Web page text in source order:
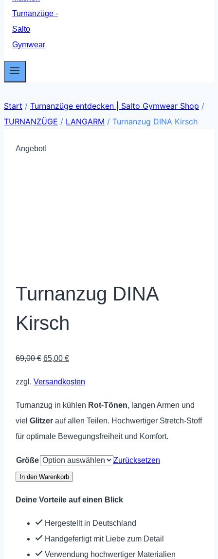
Start / Turnanzüge entdecken | Salto Gymwear Shop /
TURNANZÜGE / LANGARM / Turnanzug DINA Kirsch
Angebot!
Turnanzug DINA
Kirsch
69,00€ Ursprünglicher
69,00 €
65,00 €Aktueller
65,00 €.
zzgl. Versandkosten
Turnanzug in kühlen Rot-Tönen, langen Armen und
viel Glitzer auf allen Teilen. Hochwertiger Stretch-Stoff
für optimale Bewegungsfreiheit und Komfort.
Größe
Zurücksetzen
Turnanzug
Menge
In den Warenkorb
Deine Vorteile auf einen Blick
Hergestellt in Deutschland
Handgefertigt mit Liebe zum Detail
Verwendung hochwertiger Materialien